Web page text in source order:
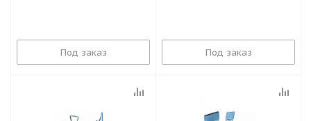
Под заказ Под заказ